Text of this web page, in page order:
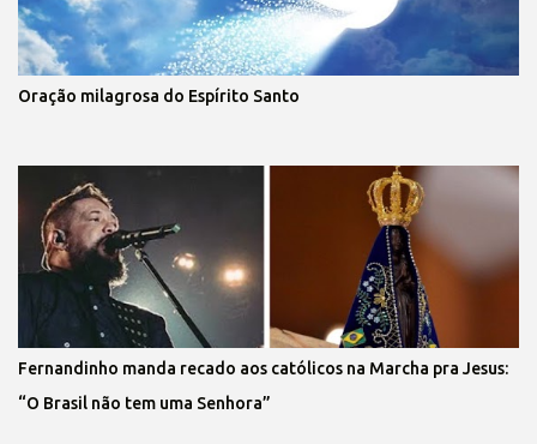
Oração milagrosa do Espírito Santo
Fernandinho manda recado aos católicos na Marcha pra Jesus:
“O Brasil não tem uma Senhora”